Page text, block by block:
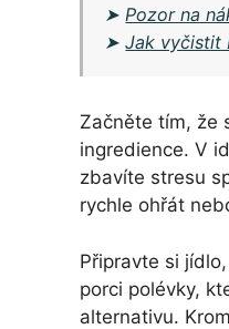
➤Pozor na
➤Jak vyčistit
Začněte tím, že
ingredience. V
zbavíte stresu
rychle ohřát
Připravte si
porci polévky,
alternativu.